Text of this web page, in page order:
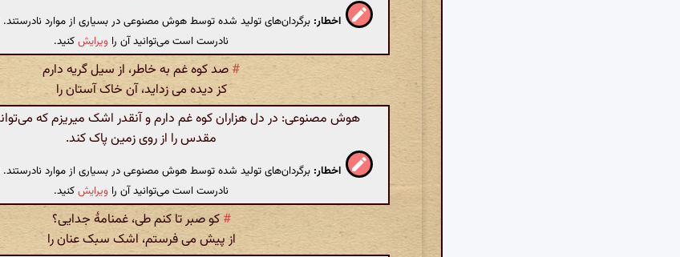
اخطار: برگردان‌های تولید شده توسط هوش مصنوعی در بسیاری از موارد نادرستند.
نادرست است می‌توانید آن را ویرایشکنید.
# صد کوه غم به خاطر، از سیل گریه دارم
کز دیده می زداید، آن خاک آستان را
هوش مصنوعی: در دل هزاران کوه غم دارم و آنقدر اشک میریزم که
مقدس را از روی زمین پاک کند.
اخطار: برگردان‌های تولید شده توسط هوش مصنوعی در بسیاری از موارد نادرستند.
نادرست است می‌توانید آن را ویرایشکنید.
# کو صبر تا کنم طی، غمنامهٔ جدایی؟
از پیش می فرستم، اشک سبک عنان را